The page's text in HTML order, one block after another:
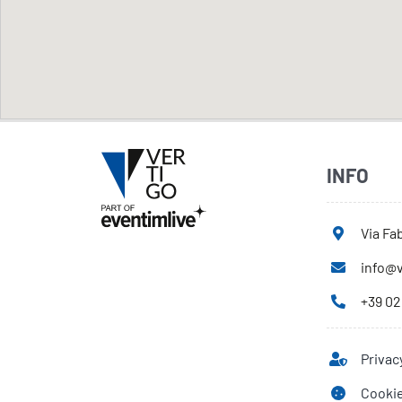
INFO
Via
+39